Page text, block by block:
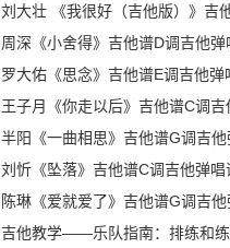
刘大壮 《我很好（吉他版）》吉
周深《小舍得》吉他谱D调吉他弹
罗大佑《思念》吉他谱E调吉他弹
王子月《你走以后》吉他谱C调吉
半阳《一曲相思》吉他谱G调吉
刘忻《坠落》吉他谱C调吉他弹唱
陈琳《爱就爱了》吉他谱G调吉
吉他教学——乐队指南：排练和练